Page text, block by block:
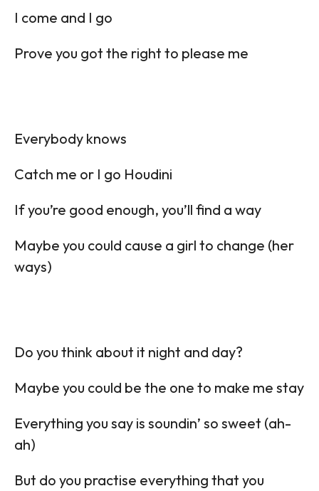
I come and I go
Prove you got the right to please me
Everybody knows
Catch me or I go Houdini
If you’re good enough, you’ll find a way
Maybe you could cause a girl to change (her
ways)
Do you think about it night and day?
Maybe you could be the one to make me stay
Everything you say is soundin’ so sweet (ah-
ah)
But do you practise everything that you